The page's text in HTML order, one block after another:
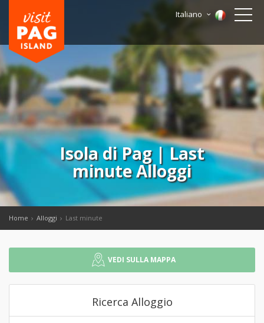
Italiano
Isola di Pag | Last
minute Alloggi
Home Alloggi Last minute
VEDI SULLA MAPPA
Ricerca Alloggio